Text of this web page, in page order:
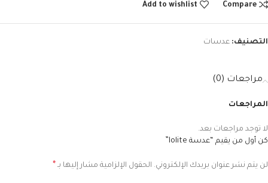
Compare
Add to wishlist
التصنيف: عدسات
مراجعات (0)
المراجعات
لا توجد مراجعات بعد.
كن أول من يقيم “عدسة lolite”
لن يتم نشر عنوان بريدك الإلكتروني. الحقول الإلزامية مشار إليها بـ *